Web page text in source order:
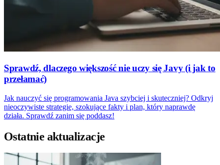
Sprawdź, dlaczego większość nie uczy się Javy (i jak to
przełamać)
Jak nauczyć się programowania Java szybciej i skuteczniej? Odkryj
nieoczywiste strategie, szokujące fakty i plan, który naprawdę
działa. Sprawdź zanim się poddasz!
Ostatnie aktualizacje